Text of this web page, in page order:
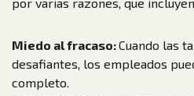
Miedo al fracaso:Cuando las
desafiantes, los empleados
completo.